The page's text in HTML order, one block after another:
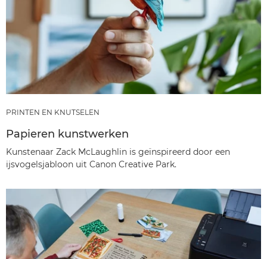
PRINTEN EN KNUTSELEN
Papieren kunstwerken
Kunstenaar Zack McLaughlin is geïnspireerd door een
ijsvogelsjabloon uit Canon Creative Park.